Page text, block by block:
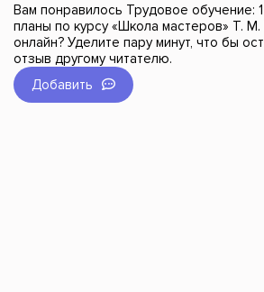
Вам понравилось Трудовое обучение:
планы по курсу «Школа мастеров» Т. М.
онлайн? Уделите пару минут, что бы
отзыв другому читателю.
Добавить